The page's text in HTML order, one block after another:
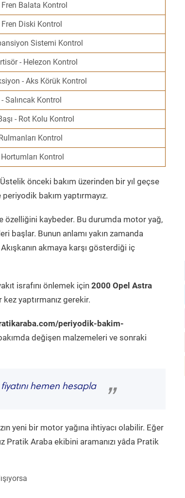
Balata Kontrol
Diski Kontrol
Sistemi Kontrol
- Helezon Kontrol
- Aks Körük Kontrol
Salıncak Kontrol
- Rot Kolu Kontrol
Kontrol
Kontrol
önceki bakım üzerinden bir yıl geçse
bakım yaptırmayız.
özelliğini kaybeder. Bu durumda motor yağ,
başlar. Bunun anlamı yakın zamanda
akmaya karşı gösterdiği iç
israfını önlemek için 2000 Opel Astra
kez yaptırmanız gerekir.
periyodik-bakim-
değişen malzemeleri ve sonraki
hemen hesapla
”
yeni bir motor yağına ihtiyacı olabilir. Eğer
Pratik Araba ekibini aramanızı yâda Pratik